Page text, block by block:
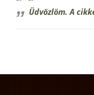
Üdvözlöm. A